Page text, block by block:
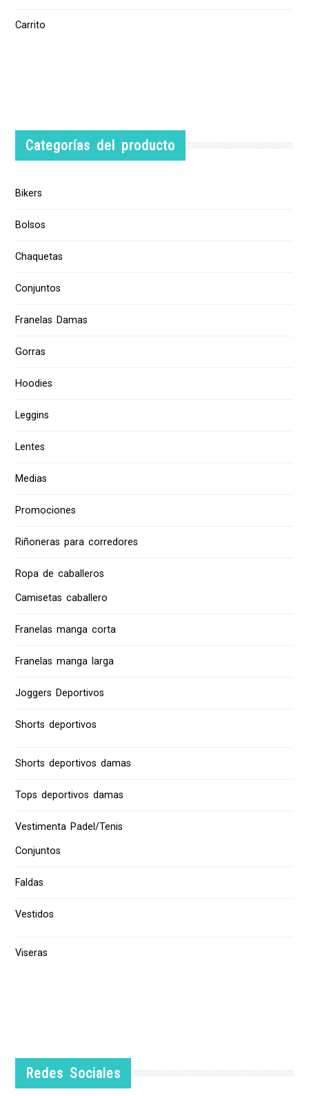
Carrito
Categorías del producto
Bikers
Bolsos
Chaquetas
Conjuntos
Franelas Damas
Gorras
Hoodies
Leggins
Lentes
Medias
Promociones
Riñoneras para corredores
Ropa de caballeros
Camisetas caballero
Franelas manga corta
Franelas manga larga
Joggers Deportivos
Shorts deportivos
Shorts deportivos damas
Tops deportivos damas
Vestimenta Padel/Tenis
Conjuntos
Faldas
Vestidos
Viseras
Redes Sociales